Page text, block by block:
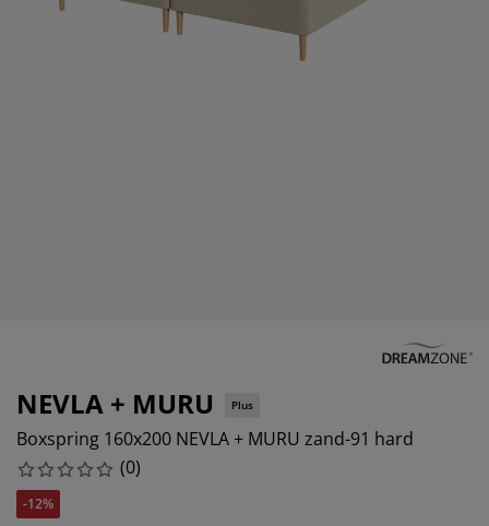
en accessoires
NEVLA + MURU Plus
Boxspring 160x200 NEVLA + MURU zand-91 hard
(0)
-12%